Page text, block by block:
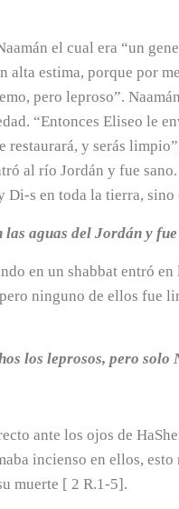
el cual era “un
alta estima, porque por
pero leproso”.
“Entonces Eliseo le
restaurará, y serás
al río Jordán y fue
Di-s en toda la tierra, sino
las aguas del Jordán y
en un shabbat entró
ninguno de ellos fue
los leprosos, pero solo
ante los ojos de
incienso en ellos,
muerte [ 2 R.1-5].